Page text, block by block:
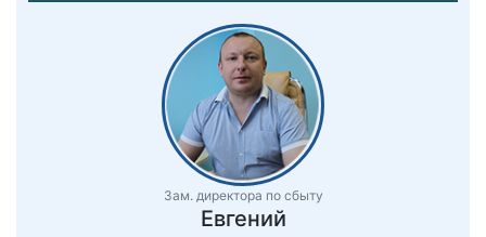
Зам. директора по сбыту
Евгений